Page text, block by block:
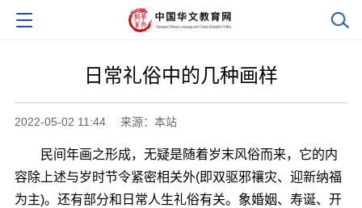
日常礼俗中的几种画样
2022-05-02 11:44 来源：本站
民间年画之形成，无疑是随着岁末风俗而来，它的内
容除上述与岁时节令紧密相关外(即双驱邪禳灾、迎新纳福
为主)。还有部分和日常人生礼俗有关。象婚姻、寿诞、开